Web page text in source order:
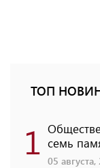
ТОП
1 семь
05